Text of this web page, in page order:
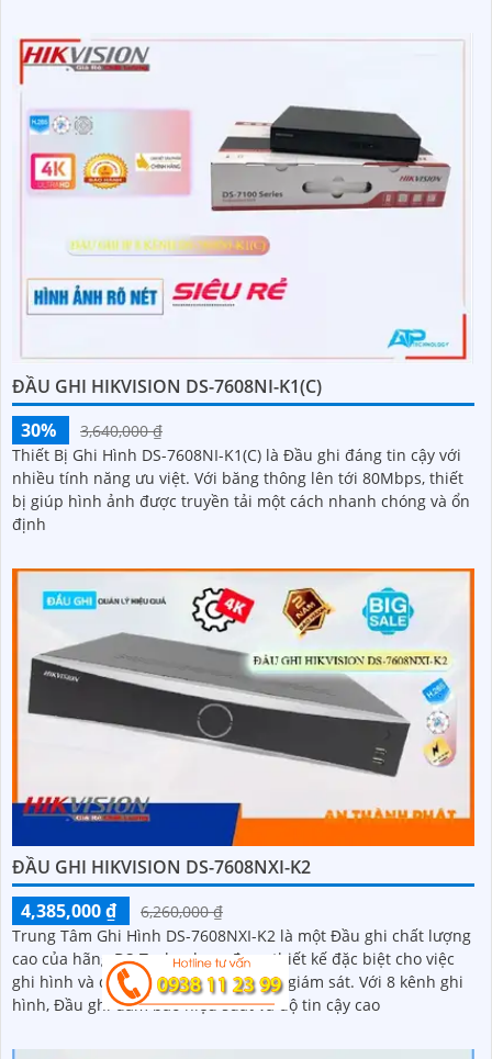
ĐẦU GHI HIKVISION DS-7608NI-K1(C)
30%
3,640,000 ₫
Thiết Bị Ghi Hình DS-7608NI-K1(C) là Đầu ghi đáng tin cậy với
nhiều tính năng ưu việt. Với băng thông lên tới 80Mbps, thiết
bị giúp hình ảnh được truyền tải một cách nhanh chóng và ổn
định
ĐẦU GHI HIKVISION DS-7608NXI-K2
4,385,000 ₫
6,260,000 ₫
Trung Tâm Ghi Hình DS-7608NXI-K2 là một Đầu ghi chất lượng
cao của hãng DS-Technology, được thiết kế đặc biệt cho việc
ghi hình và quản lý hệ thống camera giám sát. Với 8 kênh ghi
hình, Đầu ghi đảm bảo hiệu suất và độ tin cậy cao